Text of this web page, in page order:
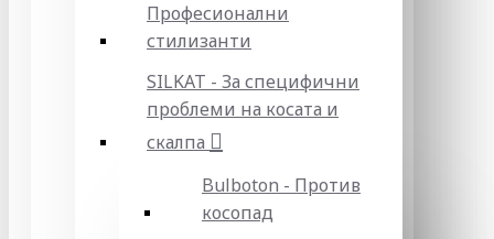
Професионални
стилизанти
SILKAT - За специфични
проблеми на косата и
скалпа
Bulboton - Против
косопад